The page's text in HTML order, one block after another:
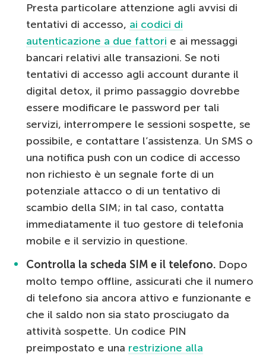
Presta particolare attenzione agli avvisi di
tentativi di accesso, ai codici di
autenticazione a due fattori e ai messaggi
bancari relativi alle transazioni. Se noti
tentativi di accesso agli account durante il
digital detox, il primo passaggio dovrebbe
essere modificare le password per tali
servizi, interrompere le sessioni sospette, se
possibile, e contattare l’assistenza. Un SMS o
una notifica push con un codice di accesso
non richiesto è un segnale forte di un
potenziale attacco o di un tentativo di
scambio della SIM; in tal caso, contatta
immediatamente il tuo gestore di telefonia
mobile e il servizio in questione.
Controlla la scheda SIM e il telefono. Dopo
molto tempo offline, assicurati che il numero
di telefono sia ancora attivo e funzionante e
che il saldo non sia stato prosciugato da
attività sospette. Un codice PIN
preimpostato e una restrizione alla